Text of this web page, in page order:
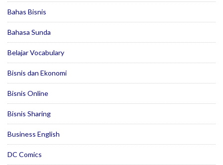
Bahas Bisnis
Bahasa Sunda
Belajar Vocabulary
Bisnis dan Ekonomi
Bisnis Online
Bisnis Sharing
Business English
DC Comics